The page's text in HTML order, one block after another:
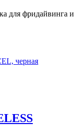
для фридайвинга и